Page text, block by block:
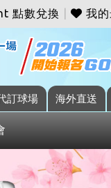
點數兌換 我
訂球場 海外直送